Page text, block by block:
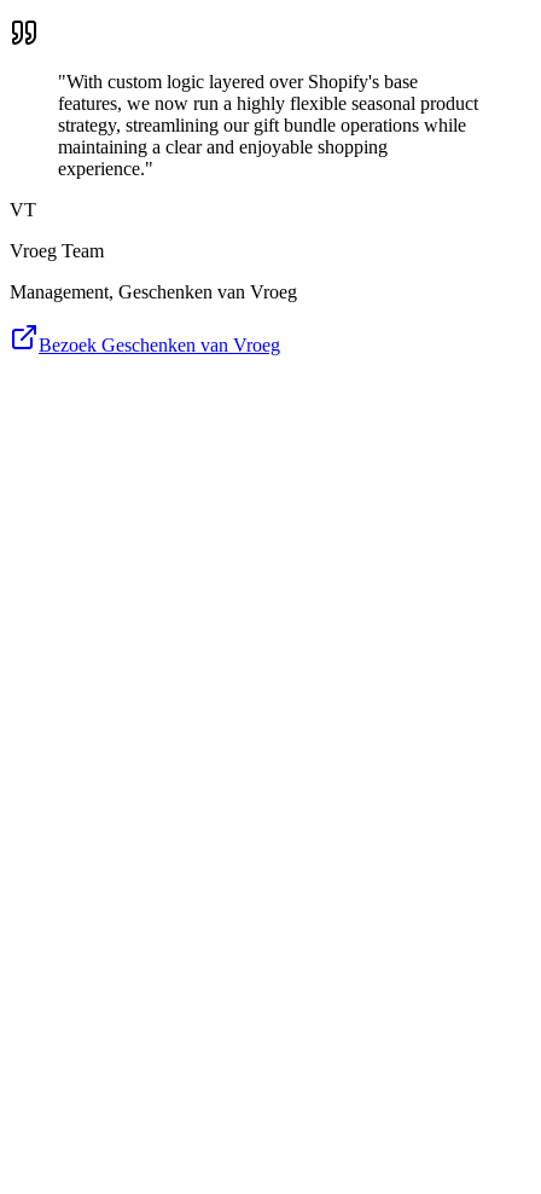
"With custom logic layered over Shopify's base
features, we now run a highly flexible seasonal product
strategy, streamlining our gift bundle operations while
maintaining a clear and enjoyable shopping
experience."
VT
Vroeg Team
Management, Geschenken van Vroeg
Bezoek Geschenken van Vroeg